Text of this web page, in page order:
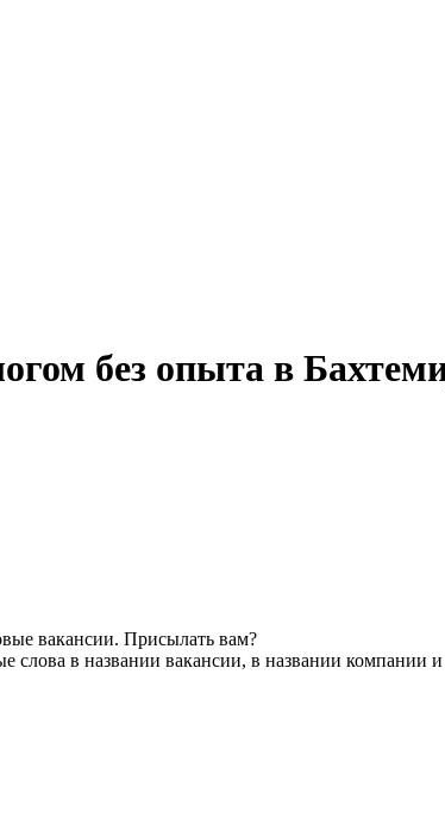
без опыта в
вакансии. Присылать вам?
слова в названии вакансии, в названии компании